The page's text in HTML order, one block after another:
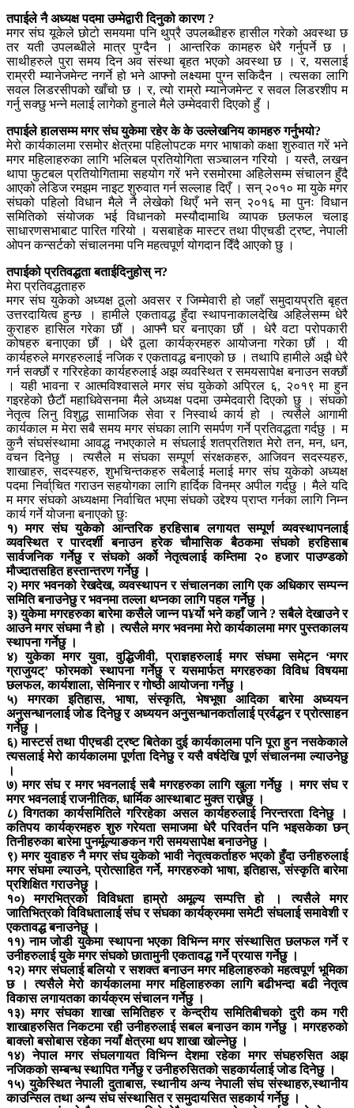
तपाईले नै अध्यक्ष पदमा उम्मेद्वारी दिनुको कारण ?
मगर संघ यूकेले छोटो समयमा पनि थुप्रै उपलब्धीहरु हासील गरेको अवस्था छ
तर यती उपलब्धीले मात्र पुग्दैन । आन्तरिक कामहरु धेरै गर्नुपर्ने छ ।
साथीहरुले पुरा समय दिन अव संस्था बृहत भएको अवस्था छ । र, यसलाई
राम्ररी म्यानेजमेन्ट नगर्ने हो भने आफ्नो लक्ष्यमा पुग्न सकिदैन । त्यसका लागि
सवल लिडरसीपको खाँचो छ । र, त्यो राम्रो म्यानेजमेन्ट र सवल लिडरशीप म
गर्नु सक्छु भन्ने मलाई लागेको हुनाले मैले उम्मेदवारी दिएको हुँ ।
तपाईले हालसम्म मगर संघ युकेमा रहेर के के उल्लेखनिय कामहरु गर्नुभयो?
मेरो कार्यकालमा रसमोर क्षेत्रमा पहिलोपटक मगर भाषाको कक्षा शुरुवात गरें भने
मगर महिलाहरुका लागि भलिबल प्रतियोगिता सञ्चालन गरियो । यस्तै, लखन
थापा फुटबल प्रतियोगितामा सहयोग गरें भने रसमोरमा अहिलेसम्म संचालन हुँदै
आएको लेडिज रमझम नाइट शुरुवात गर्न सल्लाह दिएँ । सन् २०१० मा युके मगर
संघको पहिलो विधान मैले नै लेखेको थिएँ भने सन् २०१६ मा पुनः विधान
समितिको संयोजक भई विधानको मस्यौदामाथि व्यापक छलफल चलाइ
साधारणसभाबाट पारित गरियो । यसबाहेक मास्टर तथा पीएचडी ट्रष्ट, नेपाली
ओपन कन्सर्टको संचालनमा पनि महत्वपूर्ण योगदान दिँदै आएको छु ।
तपाईको प्रतिवद्धता बताईदिनुहोस् न?
मेरा प्रतिवद्धताहरु
मगर संघ युकेको अध्यक्ष ठूलो अवसर र जिम्मेवारी हो जहाँ समुदायप्रति बृहत
उत्तरदायित्व हुन्छ । हामीले एकतावद्ध हुँदा स्थापनाकालदेखि अहिलेसम्म धेरै
कुराहरु हासिल गरेका छौं । आफ्नै घर बनाएका छौं । धेरै वटा परोपकारी
कोषहरु बनाएका छौं । धेरै ठूला कार्यक्रमहरु आयोजना गरेका छौं । यी
कार्यहरुले मगरहरुलाई नजिक र एकतावद्ध बनाएको छ । तथापि हामीले अझै धेरै
गर्न सक्छौं र गरिरहेका कार्यहरुलाई अझ व्यवस्थित र समयसापेक्ष बनाउन सक्छौं
। यही भावना र आत्मविश्वासले मगर संघ युकेको अप्रिल ६, २०१९ मा हुन
गइरहेको छैटौं महाधिवेसनमा मैले अध्यक्ष पदमा उम्मेदवारी दिएको छु । संघको
नेतृत्व लिनु विशुद्ध सामाजिक सेवा र निस्वार्थ कार्य हो । त्यसैले आगामी
कार्यकाल म मेरा सबै समय मगर संघका लागि समर्पण गर्ने प्रतिवद्धता गर्दछु । म
कुनै संघसंस्थामा आवद्ध नभएकाले म संघलाई शतप्रतिशत मेरो तन, मन, धन,
वचन दिनेछु । त्यसैले म संघका सम्पूर्ण संरक्षकहरु, आजिवन सदस्यहरु,
शाखाहरु, सदस्यहरु, शुभचिन्तकहरु सबैलाई मलाई मगर संघ युकेको अध्यक्ष
पदमा निर्वा्चित गराउन सहयोगका लागि हार्दिक विनम्र अपील गर्दछु । मैले यदि
म मगर संघको अध्यक्षमा निर्वाचित भएमा संघको उद्देश्य प्राप्त गर्नका लागि निम्न
कार्य गर्ने योजना बनाएको छुः
१) मगर संघ युकेको आन्तरिक हरहिसाब लगायत सम्पूर्ण व्यवस्थापनलाई
व्यवस्थित र पारदर्शी बनाउन हरेक चौमासिक बैठकमा संघको हरहिसाब
सार्वजनिक गर्नेछु र संघको अर्को नेतृत्वलाई कम्तिमा २० हजार पाउण्डको
मौज्दातसहित हस्तान्तरण गर्नेछु ।
२) मगर भवनको रेखदेख, व्यवस्थापन र संचालनका लागि एक अधिकार सम्पन्न
समिति बनाउनेछु र भवनमा तल्ला थप्नका लागि पहल गर्नेछु ।
३) युकेमा मगरहरुका बारेमा कसैले जान्न प¥र्यो भने कहाँ जाने ? सबैले देखाउने र
आउने मगर संघमा नै हो । त्यसैले मगर भवनमा मेरो कार्यकालमा मगर पुस्तकालय
स्थापना गर्नेछु ।
४) युकेका मगर युवा, वुद्धिजीवी, प्राज्ञहरुलाई मगर संघमा समेट्न ‘मगर
ग्राजुयट्’ फोरमको स्थापना गर्नेछु र यसमार्फत मगरहरुका विविध विषयमा
छलफल, कार्यशाला, सेमिनार र गोष्ठी आयोजना गर्नेछु ।
५) मगरका इतिहास, भाषा, संस्कृति, भेषभूषा आदिका बारेमा अध्ययन
अनुसन्धानलाई जोड दिनेछु र अध्ययन अनुसन्धानकर्तालाई प्रर्वद्धन र प्रोत्साहन
गर्नेछु ।
६) मास्टर्स तथा पीएचडी ट्रष्ट बितेका दुई कार्यकालमा पनि पूरा हुन नसकेकाले
त्यसलाई मेरो कार्यकालमा पूर्णता दिनेछु र यसै वर्षदेखि पूर्ण संचालनमा ल्याउनेछु
।
७) मगर संघ र मगर भवनलाई सबै मगरहरुका लागि खुला गर्नेछु । मगर संघ र
मगर भवनलाई राजनीतिक, धार्मिक आस्थाबाट मुक्त राख्नेछु ।
८) विगतका कार्यसमितिले गरिरहेका असल कार्यहरुलाई निरन्तरता दिनेछु ।
कतिपय कार्यक्रमहरु शुरु गरेयता समाजमा धेरै परिवर्तन पनि भइसकेका छन्
तिनीहरुका बारेमा पुनर्मूल्याङकन गरी समयसापेक्ष बनाउनेछु ।
९) मगर युवाहरु नै मगर संघ युकेको भावी नेतृत्वकर्ताहरु भएको हुँदा उनीहरुलाई
मगर संघमा ल्याउने, प्रोत्साहित गर्ने, मगरहरुको भाषा, इतिहास, संस्कृति बारेमा
प्रशिक्षित गराउनेछु ।
१०) मगरभित्रको विविधता हाम्रो अमूल्य सम्पत्ति हो । त्यसैले मगर
जातिभित्रको विविधतालाई संघ र संघका कार्यक्रममा समेटी संघलाई समावेशी र
एकतावद्ध बनाउनेछु ।
११) नाम जोडी युकेमा स्थापना भएका विभिन्न मगर संस्थासित छलफल गर्ने र
उनीहरुलाई युके मगर संघको छातामुनी एकतावद्ध गर्ने प्रयास गर्नेछु ।
१२) मगर संघलाई बलियो र सशक्त बनाउन मगर महिलाहरुको महत्वपूर्ण भूमिका
छ । त्यसैले मेरो कार्यकालमा मगर महिलाहरुका लागि बढीभन्दा बढी नेतृत्व
विकास लगायतका कार्यक्रम संचालन गर्नेछु ।
१३) मगर संघका शाखा समितिहरु र केन्द्रीय समितिबीचको दुरी कम गरी
शाखाहरुसित निकटमा रही उनीहरुलाई सबल बनाउन काम गर्नेछु । मगरहरुको
बाक्लो बसोबास रहेका नयाँ क्षेत्रमा थप शाखा खोल्नेछु ।
१४) नेपाल मगर संघलगायत विभिन्न देशमा रहेका मगर संघहरुसित अझ
नजिकको सम्बन्ध स्थापित गर्नेछु र उनीहरुसितको सहकार्यलाई जोड दिनेछु ।
१५) युकेस्थित नेपाली दुताबास, स्थानीय अन्य नेपाली संघ संस्थाहरु,स्थानीय
काउन्सिल तथा अन्य संघ संस्थासित र समुदायसित सहकार्य गर्नेछु ।